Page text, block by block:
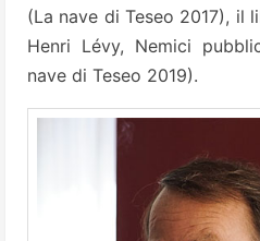
(La nave di Teseo 2017), il
Henri Lévy, Nemici
nave di Teseo 2019).